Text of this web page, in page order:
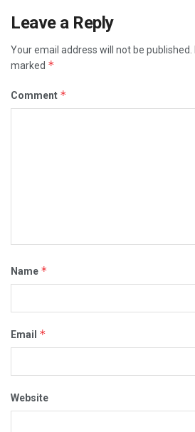
Leave a Reply
Your email address will not be published.
marked *
Comment *
Name *
Email *
Website